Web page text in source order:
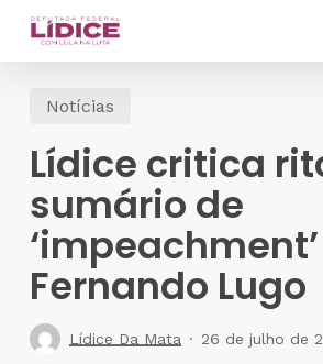
Skip
contentNotícias
Lídice critica
sumário de
Fernando Lugo
Lídice Da Mata 26 de julho de